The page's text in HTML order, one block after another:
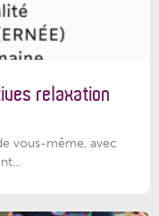
relaxation
vous-même, avec